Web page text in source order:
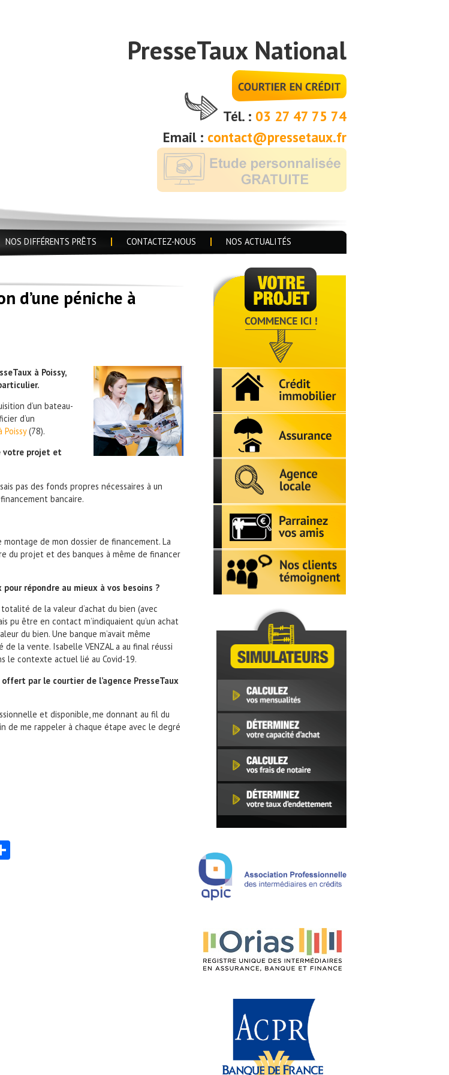
PresseTaux National
Tél. : 03 27 47 75 74
Email : contact@pressetaux.fr
NOS DIFFÉRENTS PRÊTS CONTACTEZ-NOUS NOS ACTUALITÉS
d’une péniche à
à Poissy,
d’un bateau-
d’un
Poissy(78).
votre projet et
pas des fonds propres nécessaires à un
bancaire.
de mon dossier de financement. La
du projet et des banques à même de financer
répondre au mieux à vos besoins ?
de la valeur d’achat du bien (avec
pu être en contact m’indiquaient qu’un achat
du bien. Une banque m’avait même
la vente. Isabelle VENZAL a au final réussi
le contexte actuel lié au Covid-19.
par le courtier de l’agence PresseTaux
et disponible, me donnant au fil du
de me rappeler à chaque étape avec le degré